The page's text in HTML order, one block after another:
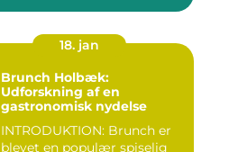
18. jan
Brunch Holbæk:
Udforskning af en
gastronomisk nydelse
INTRODUKTION: Brunch er
blevet en populær spiselig